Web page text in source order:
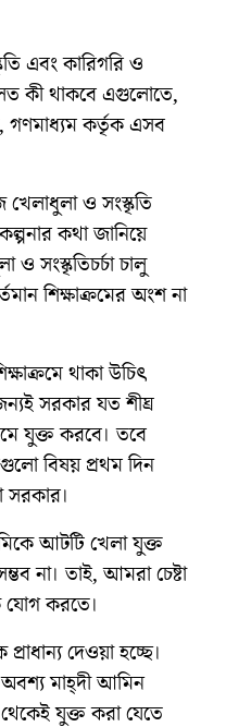
এবং কারিগরি ও
কী থাকবে এগুলোতে,
গণমাধ্যম কর্তৃক এসব
খেলাধুলা ও সংস্কৃতি
কথা জানিয়ে
ও সংস্কৃতিচর্চা চালু
শিক্ষাক্রমের অংশ না
থাকা উচিৎ
সরকার যত শীঘ্র
যুক্ত করবে। তবে
বিষয় প্রথম দিন
সরকার।
আটটি খেলা যুক্ত
না। তাই, আমরা চেষ্টা
যোগ করতে।
দেওয়া হচ্ছে।
মাহ্দী আমিন
যুক্ত করা যেতে